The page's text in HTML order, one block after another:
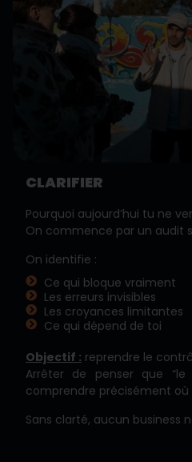
CLARIFIER
Pourquoi aujourd’hui tu ne
On commence par un audit
On identifie :
Ce qui bloque vraiment
Les erreurs invisibles
Les croyances limitantes
Ce qui dépend de toi
Objectif : reprendre le
Arrêter de penser que
comprendre précisément où
Sans clarté, aucun business